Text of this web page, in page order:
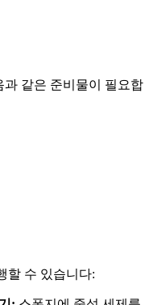
같은 준비물이 필요합
할 수 있습니다: